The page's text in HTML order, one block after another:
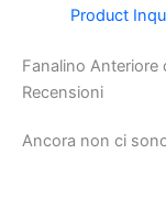
Product
Fanalino Anteriore
Recensioni
Ancora non ci